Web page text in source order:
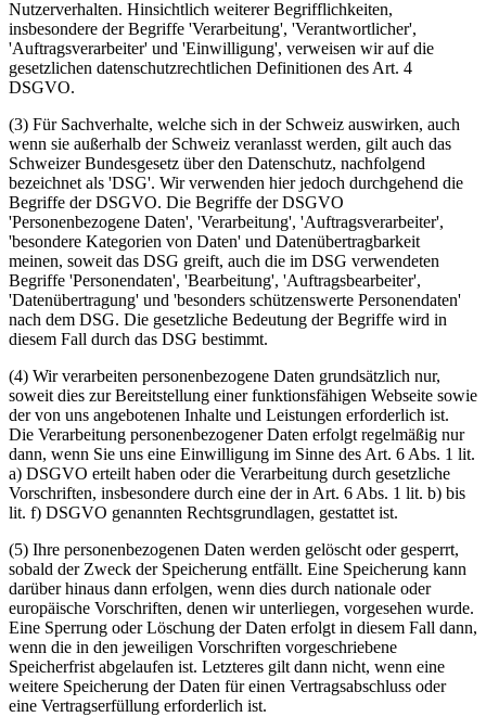
Nutzerverhalten. Hinsichtlich weiterer Begrifflichkeiten,
insbesondere der Begriffe 'Verarbeitung', 'Verantwortlicher',
'Auftragsverarbeiter' und 'Einwilligung', verweisen wir auf die
gesetzlichen datenschutzrechtlichen Definitionen des Art. 4
DSGVO.
(3) Für Sachverhalte, welche sich in der Schweiz auswirken, auch
wenn sie außerhalb der Schweiz veranlasst werden, gilt auch das
Schweizer Bundesgesetz über den Datenschutz, nachfolgend
bezeichnet als 'DSG'. Wir verwenden hier jedoch durchgehend die
Begriffe der DSGVO. Die Begriffe der DSGVO
'Personenbezogene Daten', 'Verarbeitung', 'Auftragsverarbeiter',
'besondere Kategorien von Daten' und Datenübertragbarkeit
meinen, soweit das DSG greift, auch die im DSG verwendeten
Begriffe 'Personendaten', 'Bearbeitung', 'Auftragsbearbeiter',
'Datenübertragung' und 'besonders schützenswerte Personendaten'
nach dem DSG. Die gesetzliche Bedeutung der Begriffe wird in
diesem Fall durch das DSG bestimmt.
(4) Wir verarbeiten personenbezogene Daten grundsätzlich nur,
soweit dies zur Bereitstellung einer funktionsfähigen Webseite sowie
der von uns angebotenen Inhalte und Leistungen erforderlich ist.
Die Verarbeitung personenbezogener Daten erfolgt regelmäßig nur
dann, wenn Sie uns eine Einwilligung im Sinne des Art. 6 Abs. 1 lit.
a) DSGVO erteilt haben oder die Verarbeitung durch gesetzliche
Vorschriften, insbesondere durch eine der in Art. 6 Abs. 1 lit. b) bis
lit. f) DSGVO genannten Rechtsgrundlagen, gestattet ist.
(5) Ihre personenbezogenen Daten werden gelöscht oder gesperrt,
sobald der Zweck der Speicherung entfällt. Eine Speicherung kann
darüber hinaus dann erfolgen, wenn dies durch nationale oder
europäische Vorschriften, denen wir unterliegen, vorgesehen wurde.
Eine Sperrung oder Löschung der Daten erfolgt in diesem Fall dann,
wenn die in den jeweiligen Vorschriften vorgeschriebene
Speicherfrist abgelaufen ist. Letzteres gilt dann nicht, wenn eine
weitere Speicherung der Daten für einen Vertragsabschluss oder
eine Vertragserfüllung erforderlich ist.